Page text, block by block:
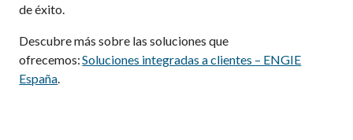
de éxito.
Descubre más sobre las soluciones que
ofrecemos:Soluciones integradas a clientes – ENGIE
España